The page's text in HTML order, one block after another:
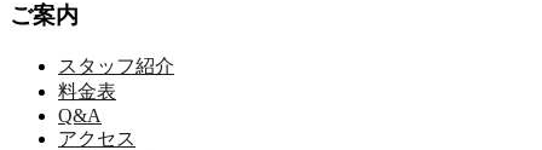
ご案内
スタッフ紹介
料金表
Q&A
アクセス